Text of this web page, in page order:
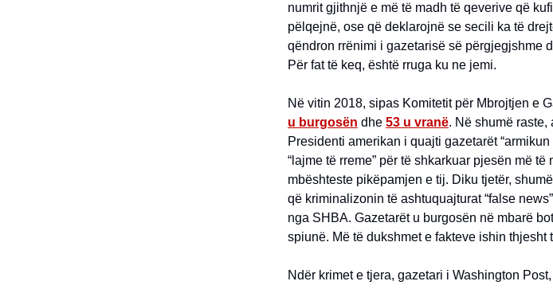
numrit gjithnjë e më të madh të qeverive që
pëlqejnë, ose që deklarojnë se secili ka të
qëndron rrënimi i gazetarisë së përgjegjshme
Për fat të keq, është rruga ku ne jemi.
Në vitin 2018, sipas Komitetit për Mbrojtjen e
u burgosën dhe 53 u vranë. Në shumë raste,
Presidenti amerikan i quajti gazetarët
“lajme të rreme” për të shkarkuar pjesën më
mbështeste pikëpamjen e tij. Diku tjetër,
që kriminalizonin të ashtuquajturat “false
nga SHBA. Gazetarët u burgosën në mbarë
spiunë. Më të dukshmet e fakteve ishin thjesht
Ndër krimet e tjera, gazetari i Washington